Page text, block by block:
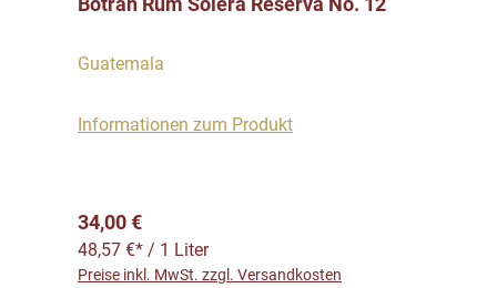
Guatemala
Informationen zum Produkt
Regulärer Preis:
34,00 €
48,57 €* / 1 Liter
Preise inkl. MwSt. zzgl. Versandkosten